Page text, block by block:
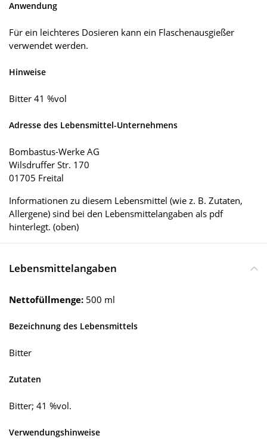
Anwendung
Für ein leichteres Dosieren kann ein Flaschenausgießer
verwendet werden.
Hinweise
Bitter 41 %vol
Adresse des Lebensmittel-Unternehmens
Bombastus-Werke AG
Wilsdruffer Str. 170
01705 Freital
Informationen zu diesem Lebensmittel (wie z. B. Zutaten,
Allergene) sind bei den Lebensmittelangaben als pdf
hinterlegt. (oben)
Lebensmittelangaben
Nettofüllmenge: 500 ml
Bezeichnung des Lebensmittels
Bitter
Zutaten
Bitter; 41 %vol.
Verwendungshinweise